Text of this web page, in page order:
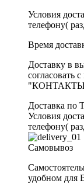
Условия
телефону(
Время
Доставку в
согласовать
Доставка по
Условия
телефону(
Самовывоз
удобном для